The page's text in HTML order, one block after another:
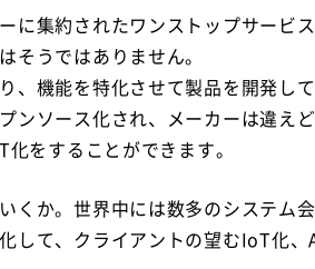
に集約されたワンストップサービ
そうではありません。
、機能を特化させて製品を開発し
ンソース化され、メーカーは違え
をすることができます。
くか。世界中には数多のシステム
して、クライアントの望むIoT化、